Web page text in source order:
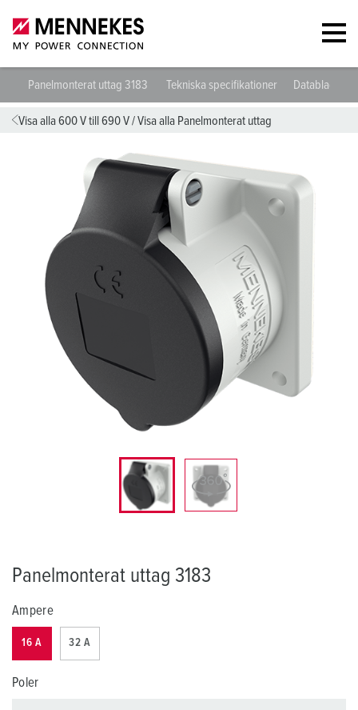
Panelmonterat uttag 3183 Tekniska specifikationer Datablad
Visa alla 600 V till 690 V/Visa alla Panelmonterat uttag
Panelmonterat uttag 3183
Ampere
16 A 32 A
Poler